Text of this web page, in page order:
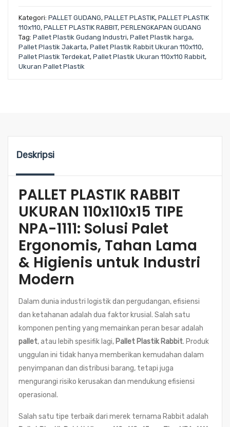
Kategori: PALLET GUDANG, PALLET PLASTIK, PALLET PLASTIK
110x110, PALLET PLASTIK RABBIT, PERLENGKAPAN GUDANG
Tag: Pallet Plastik Gudang Industri, Pallet Plastik harga,
Pallet Plastik Jakarta, Pallet Plastik Rabbit Ukuran 110x110,
Pallet Plastik Terdekat, Pallet Plastik Ukuran 110x110 Rabbit,
Ukuran Pallet Plastik
Deskripsi
PALLET PLASTIK RABBIT
UKURAN 110x110x15 TIPE
NPA-1111: Solusi Palet
Ergonomis, Tahan Lama
& Higienis untuk Industri
Modern
Dalam dunia industri logistik dan pergudangan, efisiensi
dan ketahanan adalah dua faktor krusial. Salah satu
komponen penting yang memainkan peran besar adalah
pallet, atau lebih spesifik lagi, Pallet Plastik Rabbit. Produk
unggulan ini tidak hanya memberikan kemudahan dalam
penyimpanan dan distribusi barang, tetapi juga
mengurangi risiko kerusakan dan mendukung efisiensi
operasional.
Salah satu tipe terbaik dari merek ternama Rabbit adalah